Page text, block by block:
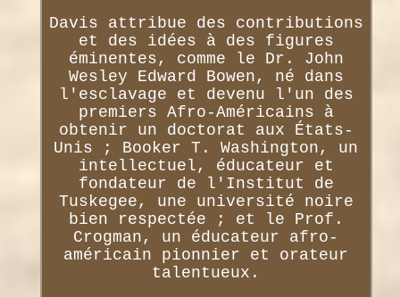
Davis attribue des contributions
et des idées à des figures
éminentes, comme le Dr. John
Wesley Edward Bowen, né dans
l'esclavage et devenu l'un des
premiers Afro-Américains à
obtenir un doctorat aux États-
Unis ; Booker T. Washington, un
intellectuel, éducateur et
fondateur de l'Institut de
Tuskegee, une université noire
bien respectée ; et le Prof.
Crogman, un éducateur afro-
américain pionnier et orateur
talentueux.